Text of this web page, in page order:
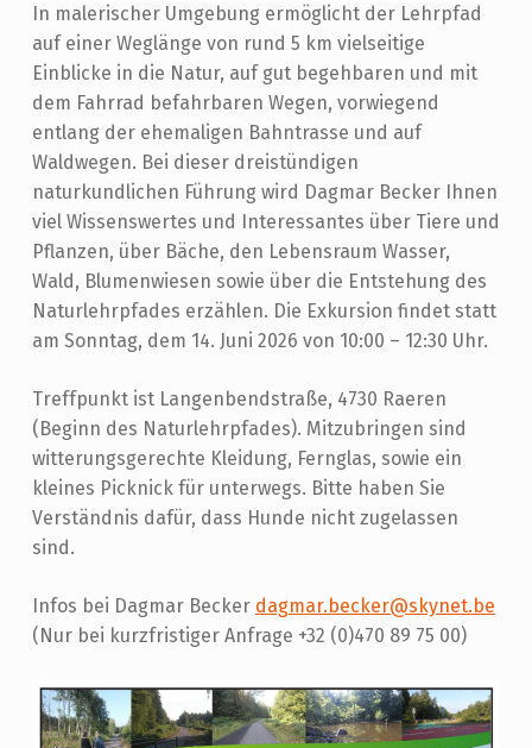
U
R
L
E
H
R
P
F
A
R
A
E
R
E
N
In malerischer Umgebung ermöglicht der Lehrpfad
auf einer Weglänge von rund 5 km vielseitige
Einblicke in die Natur, auf gut begehbaren und mit
dem Fahrrad befahrbaren Wegen, vorwiegend
entlang der ehemaligen Bahntrasse und auf
Waldwegen. Bei dieser dreistündigen
naturkundlichen Führung wird Dagmar Becker Ihnen
viel Wissenswertes und Interessantes über Tiere und
Pflanzen, über Bäche, den Lebensraum Wasser,
Wald, Blumenwiesen sowie über die Entstehung des
Naturlehrpfades erzählen. Die Exkursion findet statt
am Sonntag, dem 14. Juni 2026 von 10:00 – 12:30 Uhr.
Treffpunkt ist Langenbendstraße, 4730 Raeren
(Beginn des Naturlehrpfades). Mitzubringen sind
witterungsgerechte Kleidung, Fernglas, sowie ein
kleines Picknick für unterwegs. Bitte haben Sie
Verständnis dafür, dass Hunde nicht zugelassen
sind.
Infos bei Dagmar Becker dagmar.becker@skynet.be
(Nur bei kurzfristiger Anfrage +32 (0)470 89 75 00)